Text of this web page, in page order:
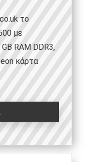
το
με
RAM DDR3,
κάρτα